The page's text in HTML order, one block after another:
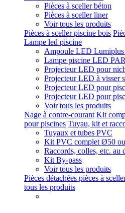
Pièces à sceller béton
Pièces à sceller liner
Voir tous les produits
Pièces à sceller piscine bois
Lampe led piscine
Ampoule LED
Lampe piscine LED
Projecteur LED pour
Projecteur LED à visser
Projecteur LED pour
Projecteur LED pour
Voir tous les produits
Nage à contre-courant Kit
pour piscines Tuyau, kit et
Tuyaux et tubes PVC
Kit PVC complet Ø50
Raccords, colles, etc. au
Kit By-pass
Voir tous les produits
Pièces détachées pièces à
tous les produits